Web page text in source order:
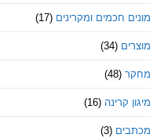
חכמים ומקרינים (17)
(16)